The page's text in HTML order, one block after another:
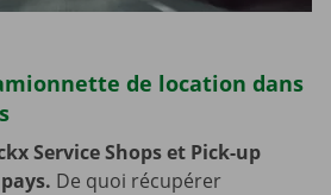
de location dans
Service Shops et Pick-up
De quoi récupérer